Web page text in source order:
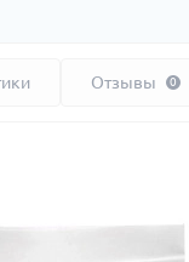
Отзывы 0